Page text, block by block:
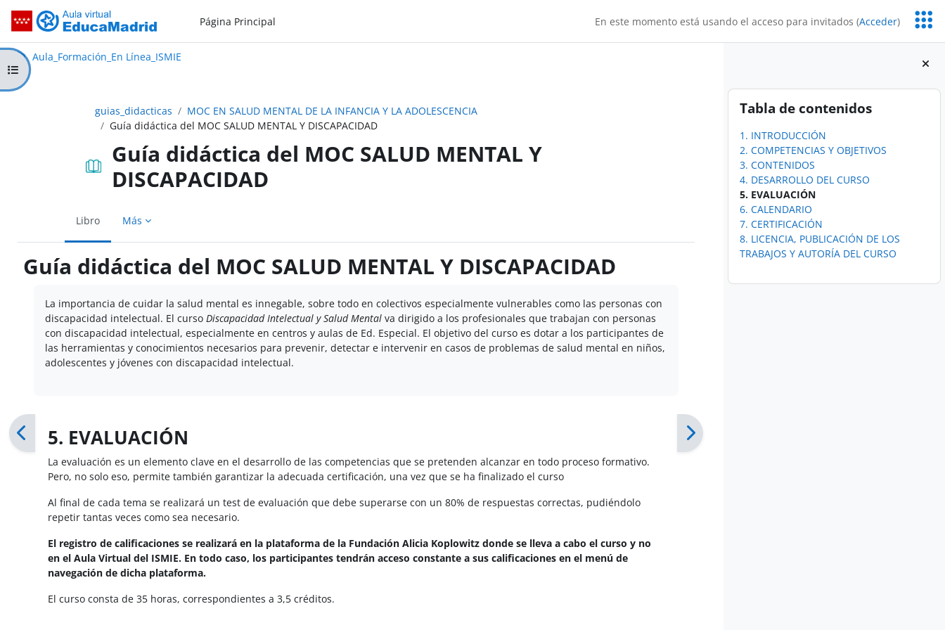
Aula_Formación_En Línea_ISMIEPágina Principal En este momento está usando el acceso para invitados (Acceder)
Bloques
Salta Tabla de contenidos
Tabla de contenidos
1. INTRODUCCIÓN
2. COMPETENCIAS Y OBJETIVOS
3. CONTENIDOS
4. DESARROLLO DEL CURSO
5. EVALUACIÓN
6. CALENDARIO
7. CERTIFICACIÓN
8. LICENCIA, PUBLICACIÓN DE LOS
TRABAJOS Y AUTORÍA DEL CURSO
Aula Virtual de EducaMadrid:
Aula_Formación_En Línea_ISMIE
Abrir índice del curso
guias_didacticas
MOC EN SALUD MENTAL DE LA INFANCIA Y LA ADOLESCENCIA
Guía didáctica del MOC SALUD MENTAL Y DISCAPACIDAD
Guía didáctica del MOC SALUD MENTAL Y
DISCAPACIDAD
Libro Más
Guía didáctica del MOC SALUD MENTAL Y DISCAPACIDAD
La importancia de cuidar la salud mental es innegable, sobre todo en colectivos especialmente vulnerables como las personas con
discapacidad intelectual. El cursoDiscapacidad Intelectual y Salud Mental va dirigido a los profesionales que trabajan con personas
con discapacidad intelectual, especialmente en centros y aulas de Ed. Especial. El objetivo del curso es dotar a los participantes de
las herramientas y conocimientos necesarios para prevenir, detectar e intervenir en casos de problemas de salud mental en niños,
adolescentes y jóvenes con discapacidad intelectual.
5. EVALUACIÓN
La evaluación es un elemento clave en el desarrollo de las competencias que se pretenden alcanzar en todo proceso formativo.
Pero, no solo eso, permite también garantizar la adecuada certificación, una vez que se ha finalizado el curso
Al final de cada tema se realizará un test de evaluación que debe superarse con un 80% de respuestas correctas, pudiéndolo
repetir tantas veces como sea necesario.
El registro de calificaciones se realizará en la plataforma de la Fundación Alicia Koplowitz donde se lleva a cabo el curso y no
en el Aula Virtual del ISMIE. En todo caso, los participantes tendrán acceso constante a sus calificaciones en el menú de
navegación de dicha plataforma.
El curso consta de 35 horas, correspondientes a 3,5 créditos.